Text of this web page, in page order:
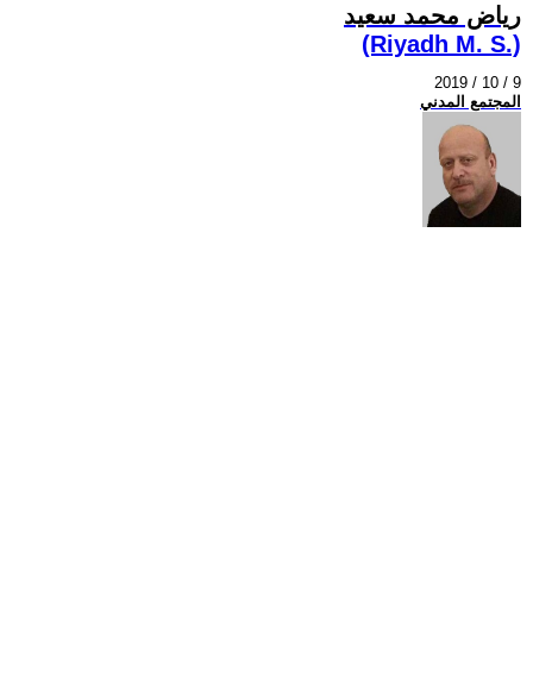
رياض محمد سعيد
(Riyadh M. S.)
2019 / 10 / 9
المجتمع المدني